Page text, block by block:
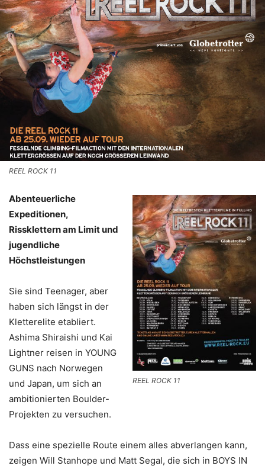
REEL ROCK 11
REEL ROCK 11
Abenteuerliche
Expeditionen,
Rissklettern am Limit und
jugendliche
Höchstleistungen
Sie sind Teenager, aber
haben sich längst in der
Kletterelite etabliert.
Ashima Shiraishi und Kai
Lightner reisen in YOUNG
GUNS nach Norwegen
und Japan, um sich an
ambitionierten Boulder-
Projekten zu versuchen.
Dass eine spezielle Route einem alles abverlangen kann,
zeigen Will Stanhope und Matt Segal, die sich in BOYS IN